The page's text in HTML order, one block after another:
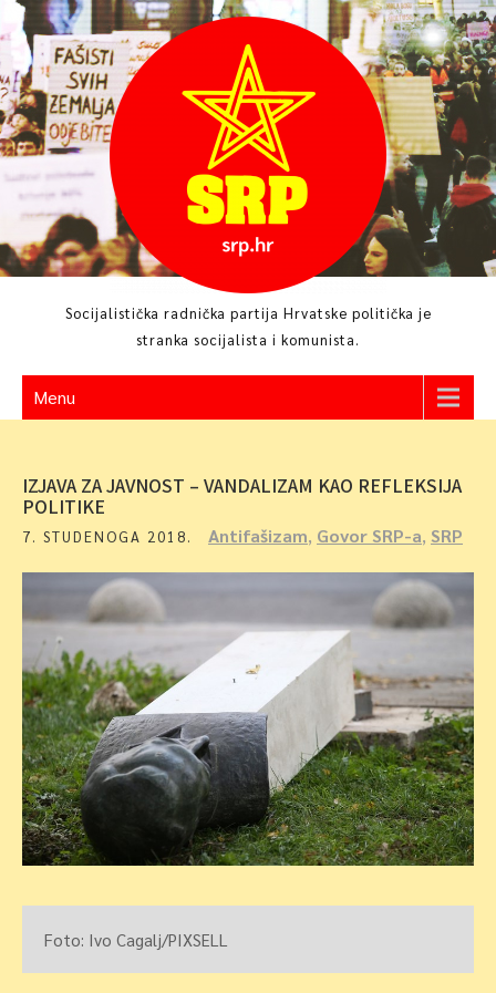
Skip
to
content
Socijalistička radnička partija Hrvatske politička je
stranka socijalista i komunista.
Menu
IZJAVA ZA JAVNOST – VANDALIZAM KAO REFLEKSIJA
POLITIKE
7. STUDENOGA 2018. Antifašizam, Govor SRP-a, SRP
Foto: Ivo Cagalj/PIXSELL